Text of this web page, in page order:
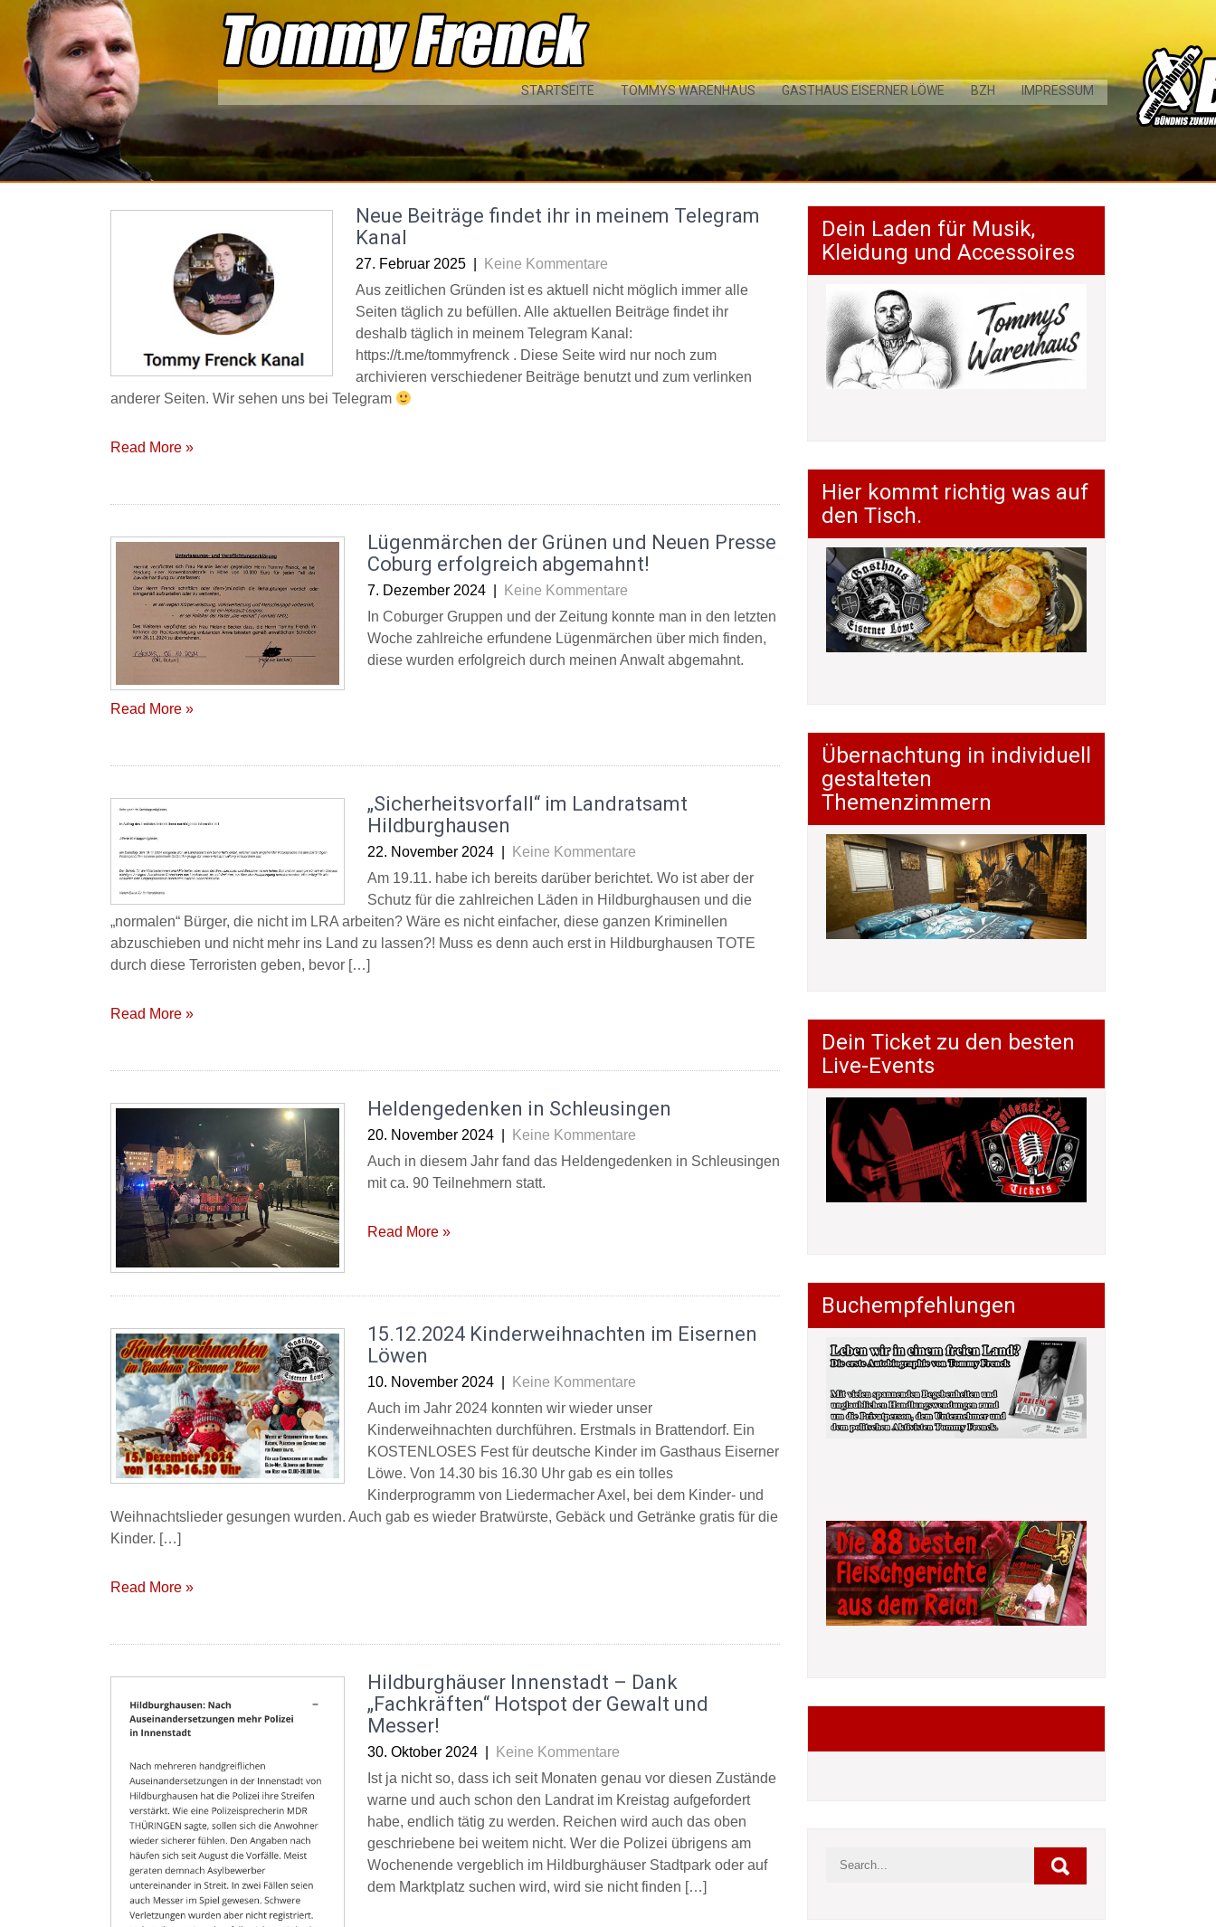
content
STARTSEITE TOMMYS WARENHAUS GASTHAUS EISERNER LÖWE BZH IMPRESSUM
Neue Beiträge findet ihr in meinem Telegram
Kanal
27. Februar 2025
Keine Kommentare
Aus zeitlichen Gründen ist es aktuell nicht möglich immer alle
Seiten täglich zu befüllen. Alle aktuellen Beiträge findet ihr
deshalb täglich in meinem Telegram Kanal:
https://t.me/tommyfrenck . Diese Seite wird nur noch zum
archivieren verschiedener Beiträge benutzt und zum verlinken
anderer Seiten. Wir sehen uns bei Telegram
Read More »
Lügenmärchen der Grünen und Neuen Presse
Coburg erfolgreich abgemahnt!
7. Dezember 2024
Keine Kommentare
In Coburger Gruppen und der Zeitung konnte man in den letzten
Woche zahlreiche erfundene Lügenmärchen über mich finden,
diese wurden erfolgreich durch meinen Anwalt abgemahnt.
Read More »
„Sicherheitsvorfall“ im Landratsamt
Hildburghausen
22. November 2024
Keine Kommentare
Am 19.11. habe ich bereits darüber berichtet. Wo ist aber der
Schutz für die zahlreichen Läden in Hildburghausen und die
„normalen“ Bürger, die nicht im LRA arbeiten? Wäre es nicht einfacher, diese ganzen Kriminellen
abzuschieben und nicht mehr ins Land zu lassen?! Muss es denn auch erst in Hildburghausen TOTE
durch diese Terroristen geben, bevor […]
Read More »
Heldengedenken in Schleusingen
20. November 2024
Keine Kommentare
Auch in diesem Jahr fand das Heldengedenken in Schleusingen
mit ca. 90 Teilnehmern statt.
Read More »
15.12.2024 Kinderweihnachten im Eisernen
Löwen
10. November 2024
Keine Kommentare
Auch im Jahr 2024 konnten wir wieder unser
Kinderweihnachten durchführen. Erstmals in Brattendorf. Ein
KOSTENLOSES Fest für deutsche Kinder im Gasthaus Eiserner
Löwe. Von 14.30 bis 16.30 Uhr gab es ein tolles
Kinderprogramm von Liedermacher Axel, bei dem Kinder- und
Weihnachtslieder gesungen wurden. Auch gab es wieder Bratwürste, Gebäck und Getränke gratis für die
Kinder. […]
Read More »
Hildburghäuser Innenstadt – Dank
„Fachkräften“ Hotspot der Gewalt und
Messer!
30. Oktober 2024
Keine Kommentare
Ist ja nicht so, dass ich seit Monaten genau vor diesen Zustände
warne und auch schon den Landrat im Kreistag aufgefordert
habe, endlich tätig zu werden. Reichen wird auch das oben
geschriebene bei weitem nicht. Wer die Polizei übrigens am
Wochenende vergeblich im Hildburghäuser Stadtpark oder auf
dem Marktplatz suchen wird, wird sie nicht finden […]
Dein Laden für Musik,
Kleidung und Accessoires
Hier kommt richtig was auf
den Tisch.
Übernachtung in individuell
gestalteten
Themenzimmern
Dein Ticket zu den besten
Live-Events
Buchempfehlungen